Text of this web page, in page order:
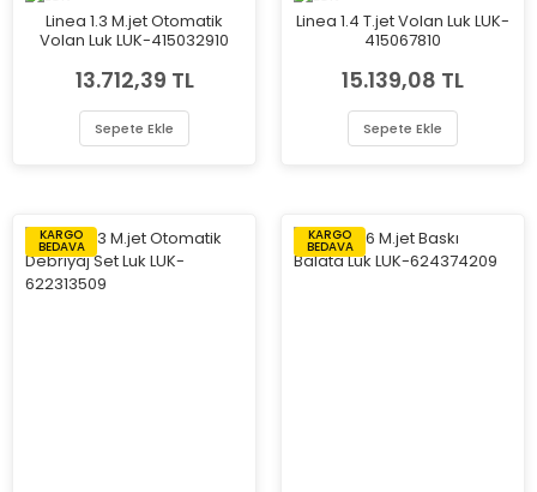
Linea 1.3 M.jet Otomatik
Volan Luk LUK-415032910
13.712,39 TL
Sepete Ekle
Linea 1.4 T.jet Volan Luk LUK-
415067810
15.139,08 TL
Sepete Ekle
KARGO
BEDAVA
KARGO
BEDAVA